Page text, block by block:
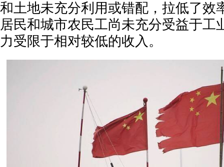
和土地未充分利用或错配，拉低了效
居民和城市农民工尚未充分受益于工
力受限于相对较低的收入。